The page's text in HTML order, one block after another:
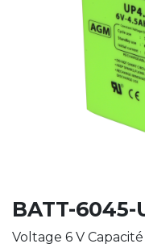
BATT-6045-
Voltage 6 V Capacité